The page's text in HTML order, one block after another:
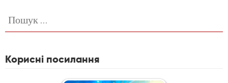
Корисні посилання